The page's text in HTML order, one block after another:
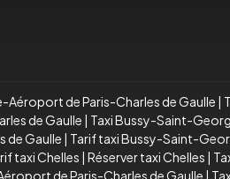
Aéroport de Paris-Charles de Gaulle
de Gaulle Taxi Bussy-Saint-
de Gaulle
Tarif taxi Bussy-Saint-
taxi Chelles Réserver taxi Chelles
de Paris-Charles de Gaulle